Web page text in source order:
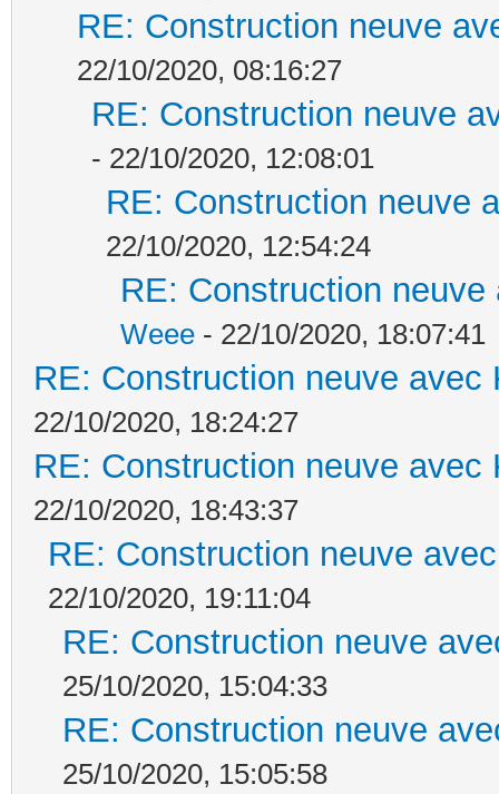
RE: Construction neuve
22/10/2020, 08:16:27
RE: Construction neuve
- 22/10/2020, 12:08:01
RE: Construction neuve
22/10/2020, 12:54:24
RE: Construction
Weee - 22/10/2020, 18:07:41
RE: Construction neuve avec
22/10/2020, 18:24:27
RE: Construction neuve avec
22/10/2020, 18:43:37
RE: Construction neuve
22/10/2020, 19:11:04
RE: Construction neuve
25/10/2020, 15:04:33
RE: Construction neuve
25/10/2020, 15:05:58